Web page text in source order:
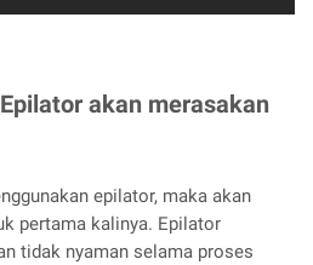
akan merasakan
epilator, maka akan
pertama kalinya. Epilator
tidak nyaman selama proses